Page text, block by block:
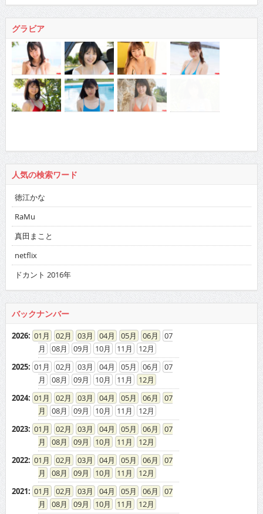
グラビア
人気の検索ワード
徳江かな
RaMu
真田まこと
netflix
ドカント 2016年
バックナンバー
2026: 01 02 03 04 05 06
07
08
09 10 11
12
2025: 01 02 03 04 05 06
07
08
09 10 11
12
2024: 01 02 03 04 05 06
07
08
09 10 11
12
2023: 01 02 03 04 05 06
07
08
09 10 11
12
2022: 01 02 03 04 05 06
07
08
09 10 11
12
2021: 01 02 03 04 05 06
07
08
09 10 11
12